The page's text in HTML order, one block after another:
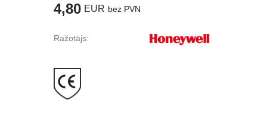
4,80 EUR bez PVN
Ražotājs: